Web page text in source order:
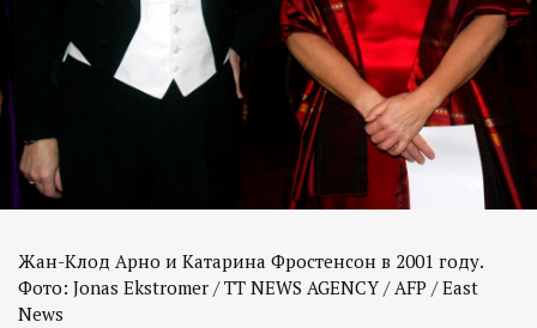
Жан-Клод Арно и Катарина Фростенсон в 2001 году.
Фото: Jonas Ekstromer / TT NEWS AGENCY / AFP / East
News